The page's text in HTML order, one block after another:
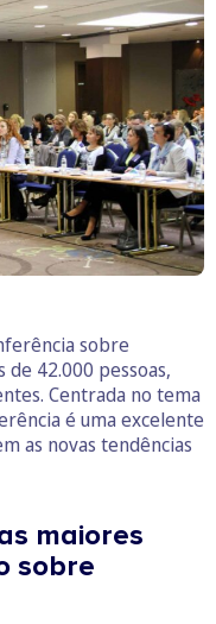
sobre
42.000 pessoas,
Centrada no tema
é uma excelente
as novas tendências
maiores
sobre